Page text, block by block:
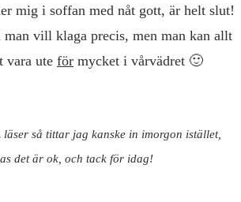
mig i soffan med nåt gott, är helt slut!
man vill klaga precis, men man kan allt
vara ute för mycket i vårvädret 🙂
så tittar jag kanske in imorgon istället,
det är ok, och tack för idag!